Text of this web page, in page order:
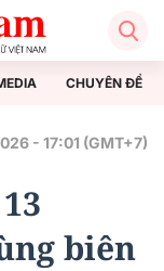
CHUYÊN ĐỀ
- 17:01 (GMT+7)
biên